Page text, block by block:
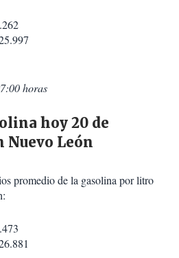
horas
hoy 20 de
Nuevo León
promedio de la gasolina por litro